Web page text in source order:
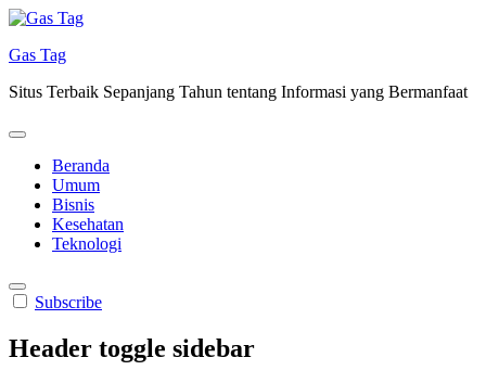
Skip
content
Gas Tag
Situs Terbaik Sepanjang Tahun tentang Informasi yang Bermanfaat
Beranda
Umum
Bisnis
Kesehatan
Teknologi
Subscribe
Header toggle sidebar